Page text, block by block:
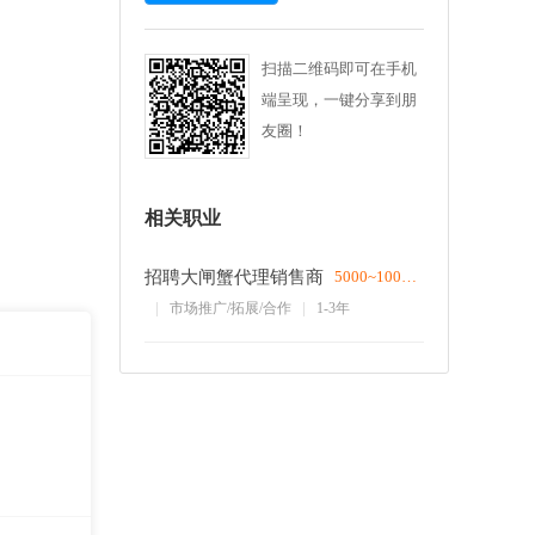
扫描二维码即可在手机
端呈现，一键分享到朋
友圈！
相关职业
招聘大闸蟹代理销售商 5000~10000/月
市场推广/拓展/合作 1-3年